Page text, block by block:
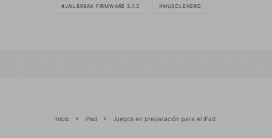
JAILBREAK FIRMWARE 3.1.3 MUSCLENERD
Inicio iPad Juegos en preparación para el iPad